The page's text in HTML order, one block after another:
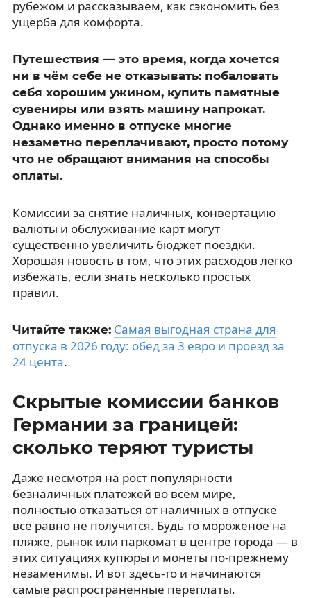
рубежом и рассказываем, как сэкономить без
ущерба для комфорта.
Путешествия — это время, когда хочется
ни в чём себе не отказывать: побаловать
себя хорошим ужином, купить памятные
сувениры или взять машину напрокат.
Однако именно в отпуске многие
незаметно переплачивают, просто потому
что не обращают внимания на способы
оплаты.
Комиссии за снятие наличных, конвертацию
валюты и обслуживание карт могут
существенно увеличить бюджет поездки.
Хорошая новость в том, что этих расходов легко
избежать, если знать несколько простых
правил.
Читайте также: Самая выгодная страна для
отпуска в 2026 году: обед за 3 евро и проезд за
24 цента.
Скрытые комиссии банков
Германии за границей:
сколько теряют туристы
Даже несмотря на рост популярности
безналичных платежей во всём мире,
полностью отказаться от наличных в отпуске
всё равно не получится. Будь то мороженое на
пляже, рынок или паркомат в центре города — в
этих ситуациях купюры и монеты по-прежнему
незаменимы. И вот здесь-то и начинаются
самые распространённые переплаты.